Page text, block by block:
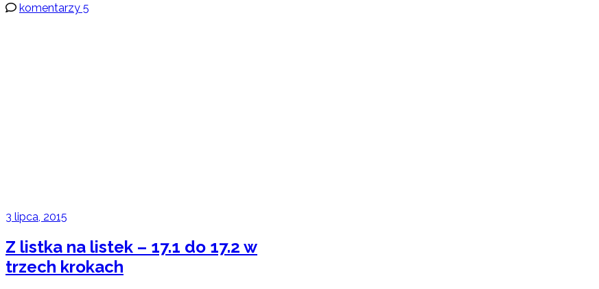
komentarzy 5
3 lipca, 2015
Z listka na listek – 17.1 do 17.2 w
trzech krokach